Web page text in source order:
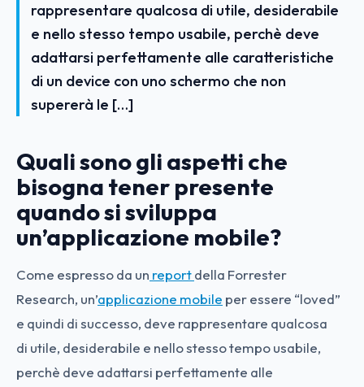
rappresentare qualcosa di utile, desiderabile
e nello stesso tempo usabile, perchè deve
adattarsi perfettamente alle caratteristiche
di un device con uno schermo che non
supererà le […]
Quali sono gli aspetti che
bisogna tener presente
quando si sviluppa
un’applicazione mobile?
Come espresso da un reportdella Forrester
Research, un’applicazione mobile per essere “loved”
e quindi di successo, deve rappresentare qualcosa
di utile, desiderabile e nello stesso tempo usabile,
perchè deve adattarsi perfettamente alle